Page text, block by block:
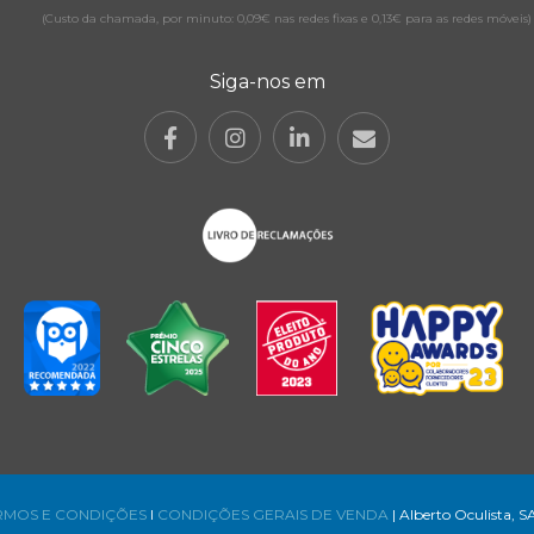
(Custo da chamada, por minuto: 0,09€ nas redes fixas e 0,13€ para as redes móveis)
Siga-nos em
E CONDIÇÕES l CONDIÇÕES GERAIS DE VENDA | Alberto Oculista,